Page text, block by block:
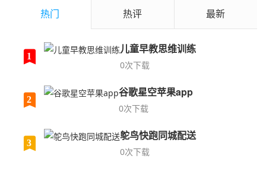
热门 热评 最新
1
儿童早教思维训练
0次下载
2
谷歌星空苹果app
0次下载
3
鸵鸟快跑同城配送
0次下载